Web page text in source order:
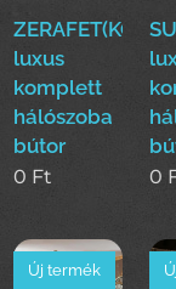
luxus
komplett
hálószoba
bútor
0 Ft 0
Új termék